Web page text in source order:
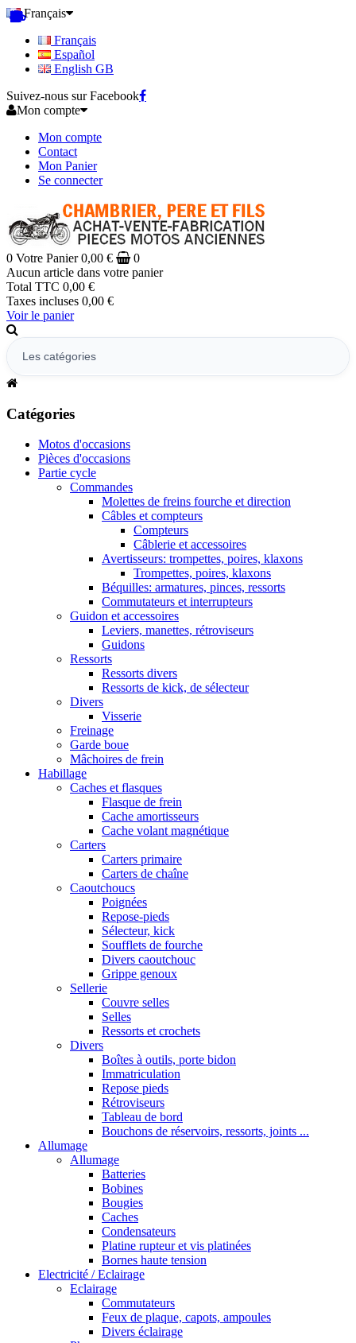
Français
Français
Español
English GB
Suivez-nous sur Facebook
Mon compte
Mon compte
Contact
Mon Panier
Se connecter
0 Votre Panier 0,00 €
0
Aucun article dans votre panier
Total TTC 0,00 €
Taxes incluses 0,00 €
Voir le panier
Catégories
Motos d'occasions
Pièces d'occasions
Partie cycle
Commandes
Molettes de freins fourche et direction
Câbles et compteurs
Compteurs
Câblerie et accessoires
Avertisseurs: trompettes, poires, klaxons
Trompettes, poires, klaxons
Béquilles: armatures, pinces, ressorts
Commutateurs et interrupteurs
Guidon et accessoires
Leviers, manettes, rétroviseurs
Guidons
Ressorts
Ressorts divers
Ressorts de kick, de sélecteur
Divers
Visserie
Freinage
Garde boue
Mâchoires de frein
Habillage
Caches et flasques
Flasque de frein
Cache amortisseurs
Cache volant magnétique
Carters
Carters primaire
Carters de chaîne
Caoutchoucs
Poignées
Repose-pieds
Sélecteur, kick
Soufflets de fourche
Divers caoutchouc
Grippe genoux
Sellerie
Couvre selles
Selles
Ressorts et crochets
Divers
Boîtes à outils, porte bidon
Immatriculation
Repose pieds
Rétroviseurs
Tableau de bord
Bouchons de réservoirs, ressorts, joints ...
Allumage
Allumage
Batteries
Bobines
Bougies
Caches
Condensateurs
Platine rupteur et vis platinées
Bornes haute tension
Electricité / Eclairage
Eclairage
Commutateurs
Feux de plaque, capots, ampoules
Divers éclairage